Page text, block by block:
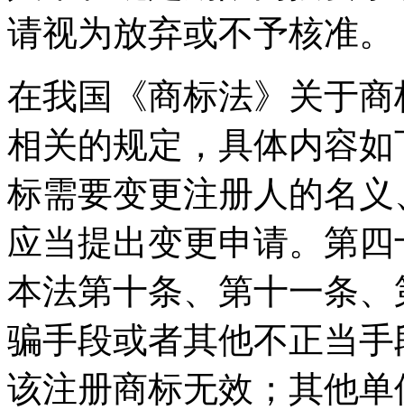
请视为放弃或不予核准。
在我国《商标法》关于
相关的规定，具体内容
标需要变更注册人的名
应当提出变更申请。第
本法第十条、第十一条
骗手段或者其他不正当
该注册商标无效；其他